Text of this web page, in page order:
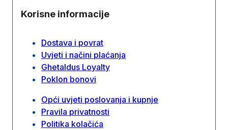
Korisne informacije
Dostava i povrat
Uvjeti i načini plaćanja
Ghetaldus Loyalty
Poklon bonovi
Opći uvjeti poslovanja i kupnje
Pravila privatnosti
Politika kolačića